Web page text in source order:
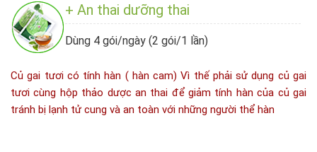
+ An thai dưỡng thai
Dùng 4 gói/ngày (2 gói/1 lần)
Củ gai tươi có tính hàn ( hàn cam) Vì thế phải sử dụng củ gai
tươi cùng hộp thảo dược an thai để giảm tính hàn của củ gai
tránh bị lạnh tử cung và an toàn với những người thể hàn